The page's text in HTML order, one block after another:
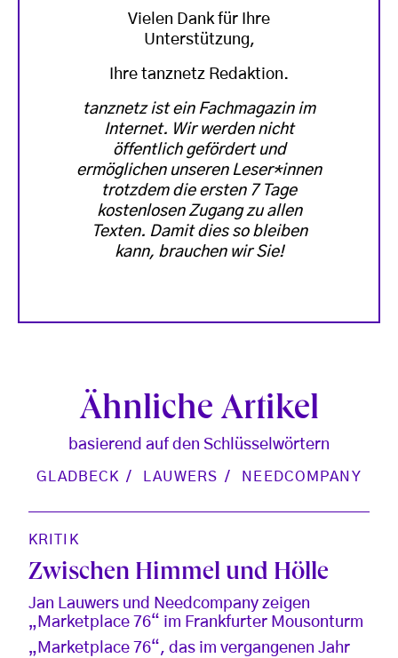
Vielen Dank für Ihre
Unterstützung,
Ihre tanznetz Redaktion.
tanznetz ist ein Fachmagazin im
Internet. Wir werden nicht
öffentlich gefördert und
ermöglichen unseren Leser*innen
trotzdem die ersten 7 Tage
kostenlosen Zugang zu allen
Texten. Damit dies so bleiben
kann, brauchen wir Sie!
Ähnliche Artikel
basierend auf den Schlüsselwörtern
GLADBECK LAUWERS NEEDCOMPANY
KRITIK
Zwischen Himmel und Hölle
Jan Lauwers und Needcompany zeigen
„Marketplace 76“ im Frankfurter Mousonturm
„Marketplace 76“, das im vergangenen Jahr